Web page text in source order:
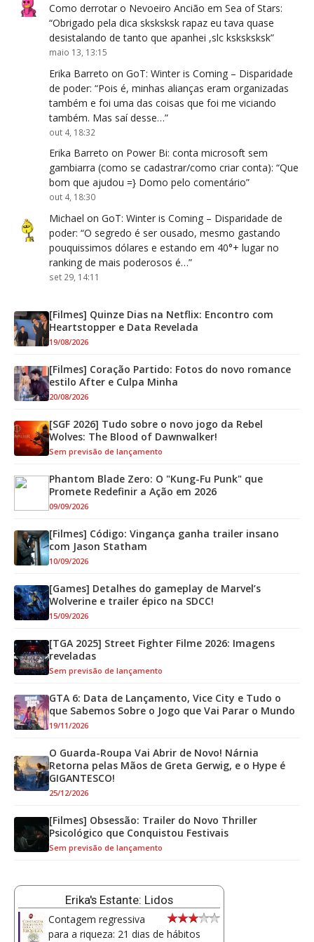
Como derrotar o Nevoeiro Ancião em Sea of Stars:
“Obrigado pela dica sksksksk rapaz eu tava quase
desistalando de tanto que apanhei ,slc ksksksksk”
maio 13, 13:15
Erika Barreto on GoT: Winter is Coming – Disparidade
de poder: “Pois é, minhas alianças eram organizadas
também e foi uma das coisas que foi me viciando
também. Mas saí desse…”
out 4, 18:32
Erika Barreto on Power Bi: conta microsoft sem
gambiarra (como se cadastrar/como criar conta): “Que
bom que ajudou =} Domo pelo comentário”
out 4, 18:30
Michael on GoT: Winter is Coming – Disparidade de
poder: “O segredo é ser ousado, mesmo gastando
pouquissimos dólares e estando em 40°+ lugar no
ranking de mais poderosos é…”
set 29, 14:11
[Filmes] Quinze Dias na Netflix: Encontro com
Heartstopper e Data Revelada
19/08/2026
[Filmes] Coração Partido: Fotos do novo romance
estilo After e Culpa Minha
20/08/2026
[SGF 2026] Tudo sobre o novo jogo da Rebel
Wolves: The Blood of Dawnwalker!
Sem previsão de lançamento
Phantom Blade Zero: O "Kung-Fu Punk" que
Promete Redefinir a Ação em 2026
09/09/2026
[Filmes] Código: Vingança ganha trailer insano
com Jason Statham
10/09/2026
[Games] Detalhes do gameplay de Marvel’s
Wolverine e trailer épico na SDCC!
15/09/2026
[TGA 2025] Street Fighter Filme 2026: Imagens
reveladas
Sem previsão de lançamento
GTA 6: Data de Lançamento, Vice City e Tudo o
que Sabemos Sobre o Jogo que Vai Parar o Mundo
19/11/2026
O Guarda-Roupa Vai Abrir de Novo! Nárnia
Retorna pelas Mãos de Greta Gerwig, e o Hype é
GIGANTESCO!
25/12/2026
[Filmes] Obsessão: Trailer do Novo Thriller
Psicológico que Conquistou Festivais
Sem previsão de lançamento
Erika's Estante: Lidos
Contagem regressiva
para a riqueza: 21 dias de hábitos